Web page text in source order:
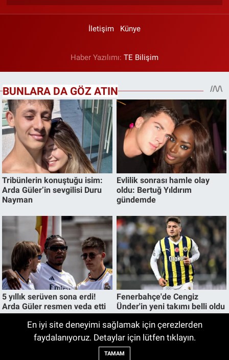
İletişim Künye
Haber Yazılımı: TE Bilişim
En iyi site deneyimi sağlamak için çerezlerden
faydalanıyoruz. Detaylar için lütfen tıklayın.
TAMAM
Okullara güvenlik personeli alımı
yapılacak! 30 bin personel alınacak